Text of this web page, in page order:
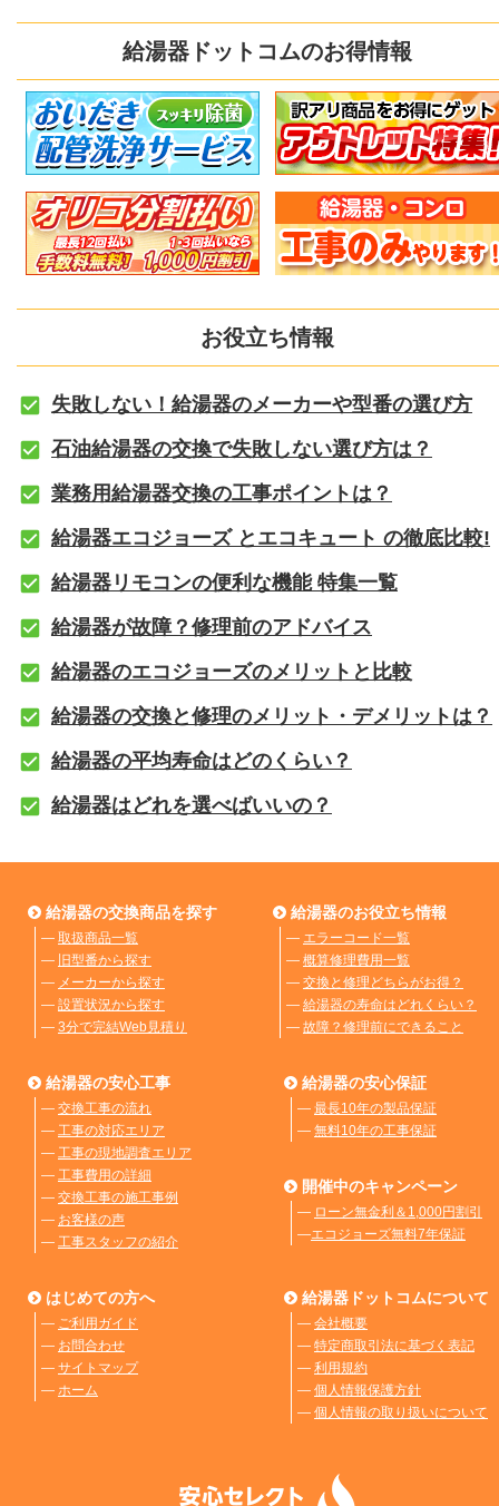
給湯器ドットコムのお得情報
お役立ち情報
失敗しない！給湯器のメーカーや型番の選び方
石油給湯器の交換で失敗しない選び方は？
業務用給湯器交換の工事ポイントは？
給湯器エコジョーズ とエコキュート の徹底比較!
給湯器リモコンの便利な機能 特集一覧
給湯器が故障？修理前のアドバイス
給湯器のエコジョーズのメリットと比較
給湯器の交換と修理のメリット・デメリットは？
給湯器の平均寿命はどのくらい？
給湯器はどれを選べばいいの？
給湯器の交換商品を探す
― 取扱商品一覧
― 旧型番から探す
― メーカーから探す
― 設置状況から探す
― 3分で完結Web見積り
給湯器のお役立ち情報
― エラーコード一覧
― 概算修理費用一覧
― 交換と修理どちらがお得？
― 給湯器の寿命はどれくらい？
― 故障？修理前にできること
給湯器の安心工事
― 交換工事の流れ
― 工事の対応エリア
― 工事の現地調査エリア
― 工事費用の詳細
― 交換工事の施工事例
― お客様の声
― 工事スタッフの紹介
給湯器の安心保証
― 最長10年の製品保証
― 無料10年の工事保証
開催中のキャンペーン
― ローン無金利＆1,000円割引
―エコジョーズ無料7年保証
はじめての方へ
― ご利用ガイド
― お問合わせ
― サイトマップ
― ホーム
給湯器ドットコムについて
― 会社概要
― 特定商取引法に基づく表記
― 利用規約
― 個人情報保護方針
― 個人情報の取り扱いについて